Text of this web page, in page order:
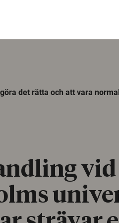
det rätta och att vara
vid